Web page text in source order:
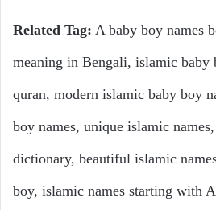
Related Tag: A baby boy names
meaning in Bengali, islamic baby
quran, modern islamic baby boy
boy names, unique islamic
dictionary, beautiful islamic
boy, islamic names starting with